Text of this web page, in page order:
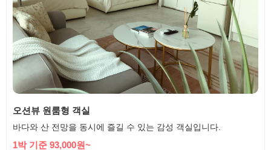
오션뷰 원룸형 객실
바다와 산 전망을 동시에 즐길 수 있는 감성 객실입니다.
1박 기준 93,000원~